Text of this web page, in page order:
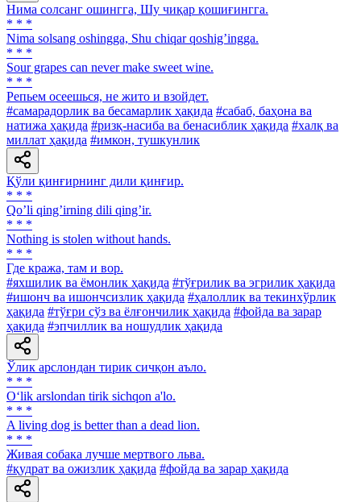
Нима солсанг ошингга, Шу чиқар қошиғингга.
* * *
Nima solsang oshingga, Shu chiqar qoshigʼingga.
* * *
Sour grapes can never make sweet wine.
* * *
Репьем осеешься, не жито и взойдет.
#самарадорлик ва бесамарлик ҳақида #сабаб, баҳона ва
натижа ҳақида #ризқ-насиба ва бенасиблик ҳақида #халқ ва
миллат ҳақида #имкон, тушкунлик
Қўли қинғирнинг дили қинғир.
* * *
Qoʼli qingʼirning dili qingʼir.
* * *
Nothing is stolen without hands.
* * *
Где кража, там и вор.
#яхшилик ва ёмонлик ҳақида #тўғрилик ва эгрилик ҳақида
#ишонч ва ишончсизлик ҳақида #ҳалоллик ва текинхўрлик
ҳақида #тўғри сўз ва ёлғончилик ҳақида #фойда ва зарар
ҳақида #эпчиллик ва ношудлик ҳақида
Ўлик арслондан тирик сичқон аъло.
* * *
O‘lik arslondan tirik sichqon a'lo.
* * *
A living dog is better than a dead lion.
* * *
Живая собака лучше мертвого льва.
#қудрат ва ожизлик ҳақида #фойда ва зарар ҳақида